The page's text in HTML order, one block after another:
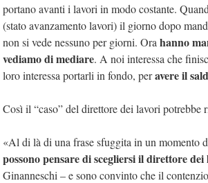
portano avanti i lavori in modo costante.
(stato avanzamento lavori) il giorno dopo
non si vede nessuno per giorni. Ora hanno
vediamo di mediare. A noi interessa che
loro interessa portarli in fondo, peravere il
Così il “caso” del direttore dei lavori potrebbe
«Al di là di una frase sfuggita in un momento
possono pensare di scegliersi il direttore dei
Ginanneschi – e sono convinto che il